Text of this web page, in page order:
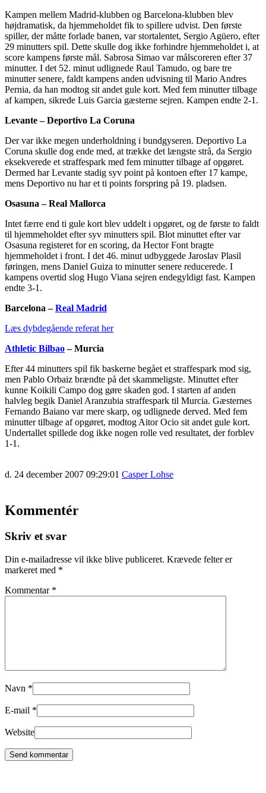
Kampen mellem Madrid-klubben og Barcelona-klubben blev
højdramatisk, da hjemmeholdet fik to spillere udvist. Den første
spiller, der måtte forlade banen, var stortalentet, Sergio Agüero, efter
29 minutters spil. Dette skulle dog ikke forhindre hjemmeholdet i, at
score kampens første mål. Sabrosa Simao var målscoreren efter 37
minutter. I det 52. minut udlignede Raul Tamudo, og bare tre
minutter senere, faldt kampens anden udvisning til Mario Andres
Pernia, da han modtog sit andet gule kort. Med fem minutter tilbage
af kampen, sikrede Luis Garcia gæsterne sejren. Kampen endte 2-1.
Levante – Deportivo La Coruna
Der var ikke megen underholdning i bundgyseren. Deportivo La
Coruna skulle dog ende med, at trække det længste strå, da Sergio
eksekverede et straffespark med fem minutter tilbage af opgøret.
Dermed har Levante stadig syv point på kontoen efter 17 kampe,
mens Deportivo nu har et ti points forspring på 19. pladsen.
Osasuna – Real Mallorca
Intet færre end ti gule kort blev uddelt i opgøret, og de første to faldt
til hjemmeholdet efter syv minutters spil. Blot minuttet efter var
Osasuna registeret for en scoring, da Hector Font bragte
hjemmeholdet i front. I det 46. minut udbyggede Jaroslav Plasil
føringen, mens Daniel Guiza to minutter senere reducerede. I
kampens overtid slog Hugo Viana sejren endegyldigt fast. Kampen
endte 3-1.
Barcelona –Real Madrid
Læs dybdegående referat her
Athletic Bilbao– Murcia
Efter 44 minutters spil fik baskerne begået et straffespark mod sig,
men Pablo Orbaiz brændte på det skammeligste. Minuttet efter
kunne Koikili Campo dog gøre skaden god. I starten af anden
halvleg begik Daniel Aranzubia straffespark til Murcia. Gæsternes
Fernando Baiano var mere skarp, og udlignede derved. Med fem
minutter tilbage af opgøret, modtog Aitor Ocio sit andet gule kort.
Undertallet spillede dog ikke nogen rolle ved resultatet, der forblev
1-1.
d. 24 december 2007 09:29:01 Casper Lohse
Kommentér
Skriv et svar
Din e-mailadresse vil ikke blive publiceret. Krævede felter er
markeret med *
Kommentar *
Navn *
E-mail *
Website